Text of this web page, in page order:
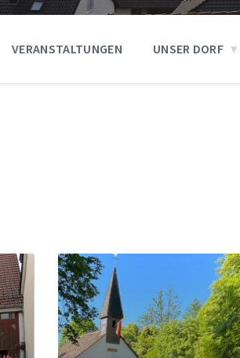
VERANSTALTUNGEN UNSER DORF
Read
More